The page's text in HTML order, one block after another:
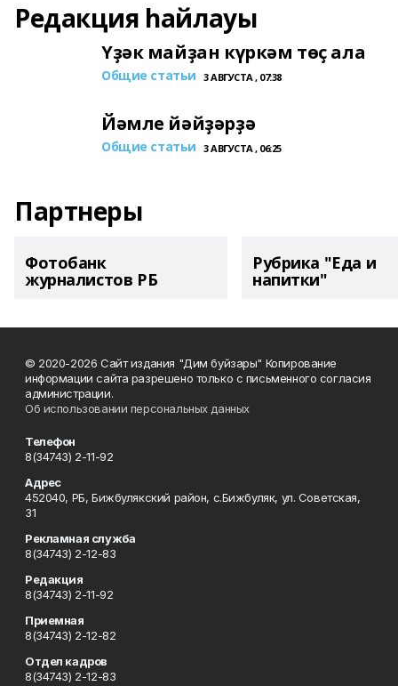
Редакция һайлауы
Үҙәк майҙан күркәм төҫ ала
Общие статьи 3 АВГУСТА , 07:38
Йәмле йәйҙәрҙә
Общие статьи 3 АВГУСТА , 06:25
Партнеры
Фотобанк
журналистов РБ
Рубрика "Еда и
напитки"
© 2020-2026 Сайт издания "Дим буйзары" Копирование
информации сайта разрешено только с письменного согласия
администрации.
Об использовании персональных данных
Телефон
8(34743) 2-11-92
Адрес
452040, РБ, Бижбулякский район, с.Бижбуляк, ул. Советская,
31
Рекламная служба
8(34743) 2-12-83
Редакция
8(34743) 2-11-92
Приемная
8(34743) 2-12-82
Отдел кадров
8(34743) 2-12-83